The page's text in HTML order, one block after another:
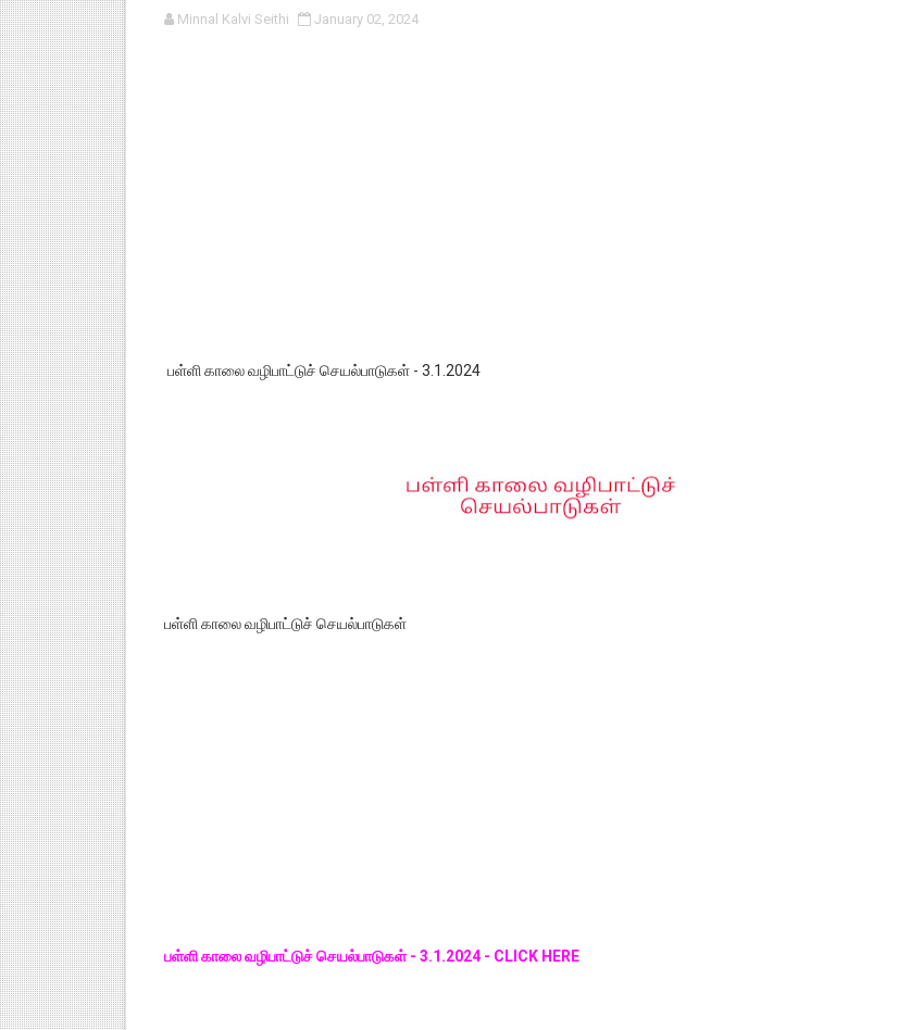
பள்ளி காலை வழிபாட்டுச் செயல்பாடுகள் - டிசம்பர் 17
Minnal Kalvi Seithi January 02, 2024
பள்ளி காலை வழிபாட்டுச் செயல்பாடுகள் - 3.1.2024
பள்ளி காலை வழிபாட்டுச் செயல்பாடுகள்
பள்ளி காலை வழிபாட்டுச் செயல்பாடுகள் - 3.1.2024 - CLICK HERE